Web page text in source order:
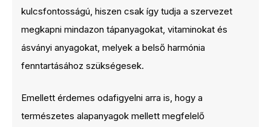
kulcsfontosságú, hiszen csak így tudja a szervezet
megkapni mindazon tápanyagokat, vitaminokat és
ásványi anyagokat, melyek a belső harmónia
fenntartásához szükségesek.
Emellett érdemes odafigyelni arra is, hogy a
természetes alapanyagok mellett megfelelő